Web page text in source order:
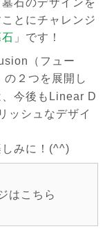
墓石のデザインを
とにチャレンジ
」です！
（フュー
の２つを展開し
、今後もLinear D
ッシュなデザイ
みに！(^^)
はこちら